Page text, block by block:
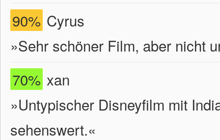
90% Cyrus
»Sehr schöner Film, aber nicht
70% xan
»Untypischer Disneyfilm mit
sehenswert.«